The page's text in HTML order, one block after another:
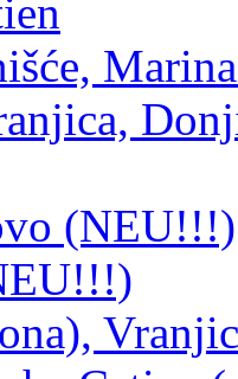
(NEU!!!)